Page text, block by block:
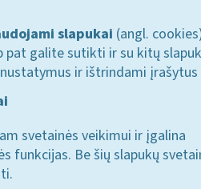
slapukai (angl.
pat galite sutikti ir su kitų
ir ištrindami
svetainės veikimui ir įgalina
funkcijas. Be šių slapukų